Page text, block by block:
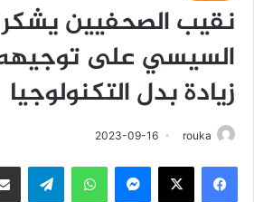
نقيب الصحفيين
السيسي على
زيادة بدل التكنولوجيا
rouka
2023-09-16
فيسبوك ‫X ماسنجر واتساب